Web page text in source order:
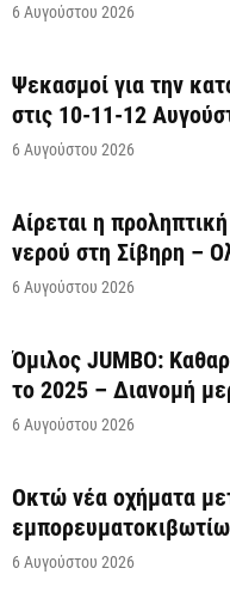
6 Αυγούστου 2026
Ψεκασμοί για την
στις 10-11-12
6 Αυγούστου 2026
Αίρεται η
νερού στη Σίβηρη –
6 Αυγούστου 2026
Όμιλος JUMBO:
το 2025 – Διανομή
6 Αυγούστου 2026
Οκτώ νέα οχήματα
6 Αυγούστου 2026